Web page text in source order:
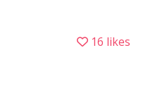
16 likes